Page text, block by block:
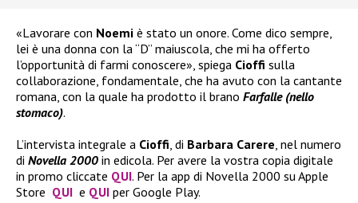
«Lavorare con Noemi è stato un onore. Come dico sempre,
lei è una donna con la “D” maiuscola, che mi ha offerto
l’opportunità di farmi conoscere», spiega Cioffi sulla
collaborazione, fondamentale, che ha avuto con la cantante
romana, con la quale ha prodotto il brano Farfalle (nello
stomaco).
L’intervista integrale a Cioffi, di Barbara Carere, nel numero
di Novella 2000 in edicola. Per avere la vostra copia digitale
in promo cliccate QUI. Per la app di Novella 2000 su Apple
Store QUI e QUI per Google Play.